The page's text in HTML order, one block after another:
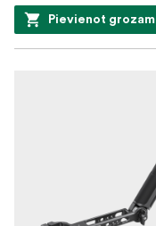
Pievienot grozam